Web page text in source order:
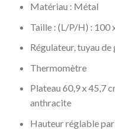
Matériau : Métal
Taille : (L/P/H) : 100
Régulateur, tuyau de
Thermomètre
Plateau 60,9 x 45,7
anthracite
Hauteur réglable